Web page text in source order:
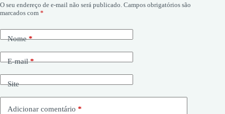
O seu endereço de e-mail não será publicado. Campos obrigatórios são
marcados com *
Nome*
E-mail*
Site
Adicionar comentário *